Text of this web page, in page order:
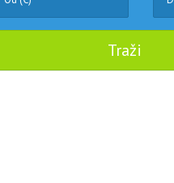
Traži